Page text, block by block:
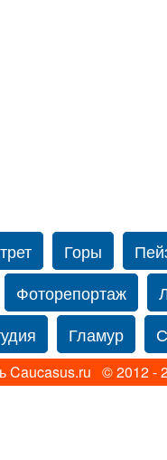
Горы
Фоторепортаж
Гламур
Свадьба фото
Caucasus.ru © 2012 -